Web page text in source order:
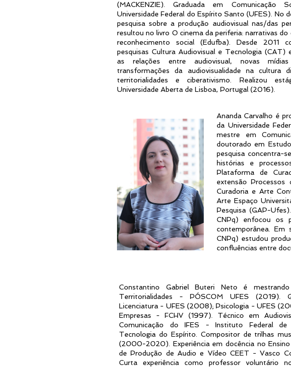
(MACKENZIE). Graduada em Comunicação
Universidade Federal do Espírito Santo (UFES). No
pesquisa sobre a produção audiovisual nas/das
resultou no livro O cinema da periferia: narrativas do
reconhecimento social (Edufba). Desde 2011
pesquisas Cultura Audiovisual e Tecnologia (CAT)
as relações entre audiovisual, novas
transformações da audiovisualidade na cultura
territorialidades e ciberativismo. Realizou
Universidade Aberta de Lisboa, Portugal (2016).
Ananda Carvalho é
da Universidade
mestre em
doutorado em
pesquisa concentra-
histórias e
Plataforma de
extensão
Curadoria e Arte
Arte Espaço
Pesquisa (GAP-
CNPq) enfocou os
contemporânea.
CNPq) estudou
confluências entre
Constantino Gabriel Buteri Neto é
Territorialidades - PÓSCOM UFES (2019).
Licenciatura - UFES (2008); Psicologia - UFES
Empresas - FCHV (1997). Técnico em
Comunicação do IFES - Instituto Federal de
Tecnologia do Espírito. Compositor de trilhas
(2000-2020). Experiência em docência no
de Produção de Audio e Vídeo CEET - Vasco
Curta experiência como professor voluntário